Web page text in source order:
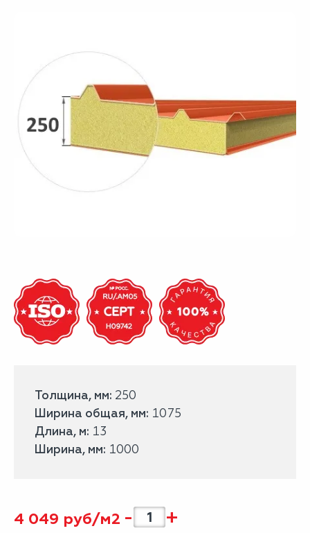
Толщина, мм: 250
Ширина общая, мм: 1075
Длина, м: 13
Ширина, мм: 1000
4 049 руб/м2 - +